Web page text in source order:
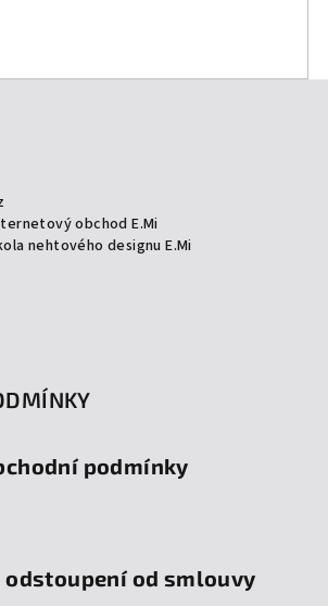
obchod E.Mi
nehtového designu E.Mi
podmínky
od smlouvy